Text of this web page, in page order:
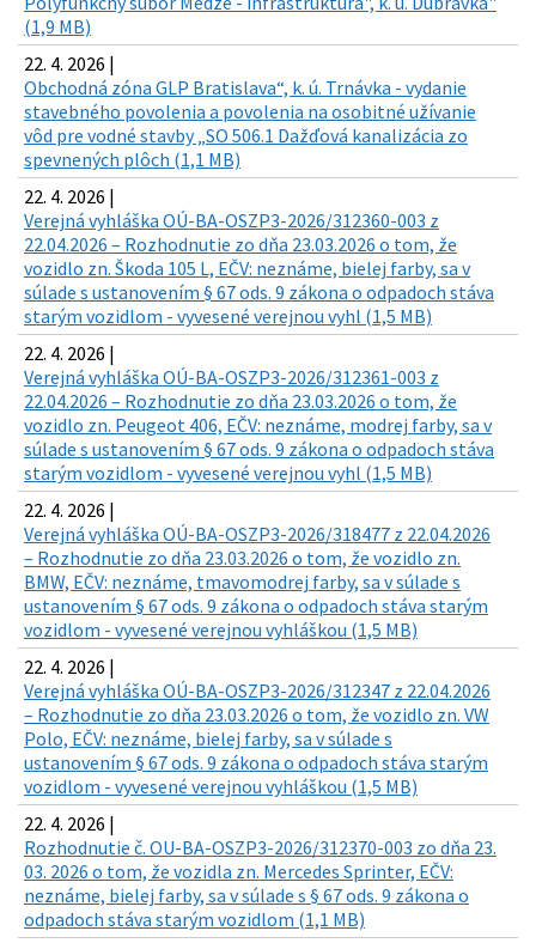
(1,9 MB)
22. 4. 2026 |
Obchodná zóna GLP Bratislava“, k. ú. Trnávka - vydanie
stavebného povolenia a povolenia na osobitné užívanie
vôd pre vodné stavby „SO 506.1 Dažďová kanalizácia zo
spevnených plôch (1,1 MB)
22. 4. 2026 |
Verejná vyhláška OÚ-BA-OSZP3-2026/312360-003 z
22.04.2026 – Rozhodnutie zo dňa 23.03.2026 o tom, že
vozidlo zn. Škoda 105 L, EČV: neznáme, bielej farby, sa v
súlade s ustanovením § 67 ods. 9 zákona o odpadoch stáva
starým vozidlom - vyvesené verejnou vyhl (1,5 MB)
22. 4. 2026 |
Verejná vyhláška OÚ-BA-OSZP3-2026/312361-003 z
22.04.2026 – Rozhodnutie zo dňa 23.03.2026 o tom, že
vozidlo zn. Peugeot 406, EČV: neznáme, modrej farby, sa v
súlade s ustanovením § 67 ods. 9 zákona o odpadoch stáva
starým vozidlom - vyvesené verejnou vyhl (1,5 MB)
22. 4. 2026 |
Verejná vyhláška OÚ-BA-OSZP3-2026/318477 z 22.04.2026
– Rozhodnutie zo dňa 23.03.2026 o tom, že vozidlo zn.
BMW, EČV: neznáme, tmavomodrej farby, sa v súlade s
ustanovením § 67 ods. 9 zákona o odpadoch stáva starým
vozidlom - vyvesené verejnou vyhláškou (1,5 MB)
22. 4. 2026 |
Verejná vyhláška OÚ-BA-OSZP3-2026/312347 z 22.04.2026
– Rozhodnutie zo dňa 23.03.2026 o tom, že vozidlo zn. VW
Polo, EČV: neznáme, bielej farby, sa v súlade s
ustanovením § 67 ods. 9 zákona o odpadoch stáva starým
vozidlom - vyvesené verejnou vyhláškou (1,5 MB)
22. 4. 2026 |
Rozhodnutie č. OU-BA-OSZP3-2026/312370-003 zo dňa 23.
03. 2026 o tom, že vozidla zn. Mercedes Sprinter, EČV:
neznáme, bielej farby, sa v súlade s § 67 ods. 9 zákona o
odpadoch stáva starým vozidlom (1,1 MB)